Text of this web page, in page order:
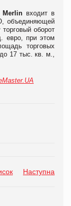
Merlin входит в
объединяющей
оборот
евро, при этом
торговых
17 тыс. кв. м.,
Наступна